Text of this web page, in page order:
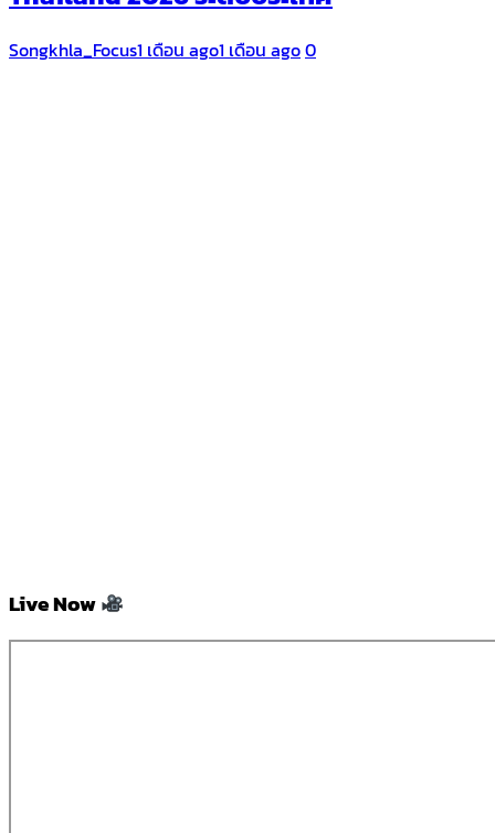
Songkhla_Focus1 เดือน ago1 เดือน ago0
Live Now